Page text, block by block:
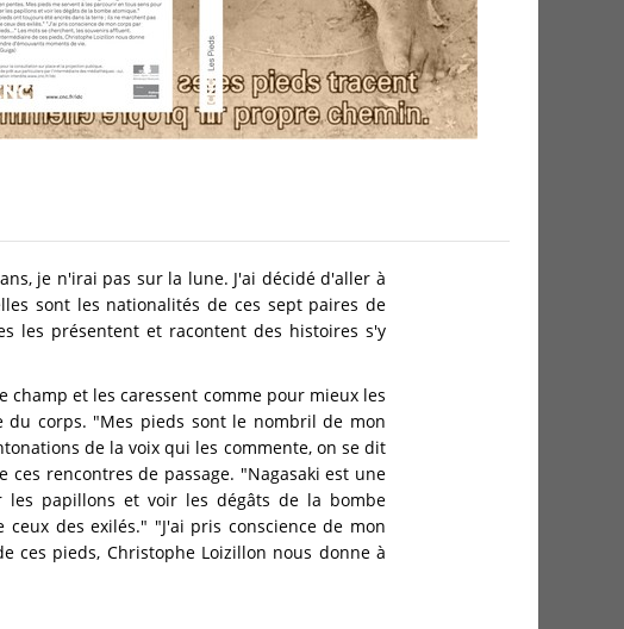
je n'irai pas sur la lune. J'ai décidé d'aller à
sont les nationalités de ces sept paires de
les présentent et racontent des histoires s'y
et les caressent comme pour mieux les
corps. "Mes pieds sont le nombril de mon
de la voix qui les commente, on se dit
rencontres de passage. "Nagasaki est une
papillons et voir les dégâts de la bombe
des exilés." "J'ai pris conscience de mon
ces pieds, Christophe Loizillon nous donne à